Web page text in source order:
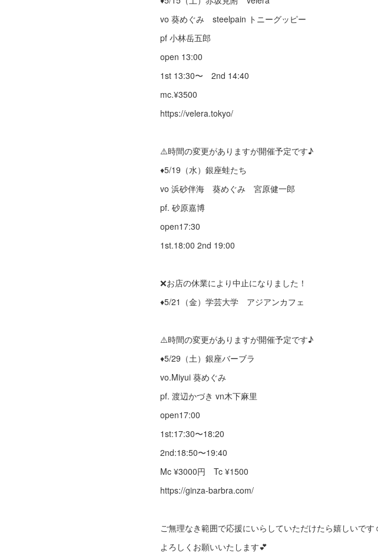
vo 葵めぐみ steelpain トニーグッピー
pf 小林岳五郎
open 13:00
1st 13:30〜 2nd 14:40
mc.¥3500
https://velera.tokyo/
⚠️時間の変更がありますが開催予定です♪
♦︎5/19（水）銀座蛙たち
vo 浜砂伴海 葵めぐみ 宮原健一郎
pf. 砂原嘉博
open17:30
1st.18:00 2nd 19:00
❌お店の休業により中止になりました！
♦︎5/21（金）学芸大学 アジアンカフェ
⚠️時間の変更がありますが開催予定です♪
♦︎5/29（土）銀座バーブラ
vo.Miyui 葵めぐみ
pf. 渡辺かづき vn木下麻里
open17:00
1st:17:30〜18:20
2nd:18:50〜19:40
Mc ¥3000円 Tc ¥1500
https://ginza-barbra.com/
ご無理なき範囲で応援にいらしていただけたら嬉しいで
よろしくお願いいたします💕